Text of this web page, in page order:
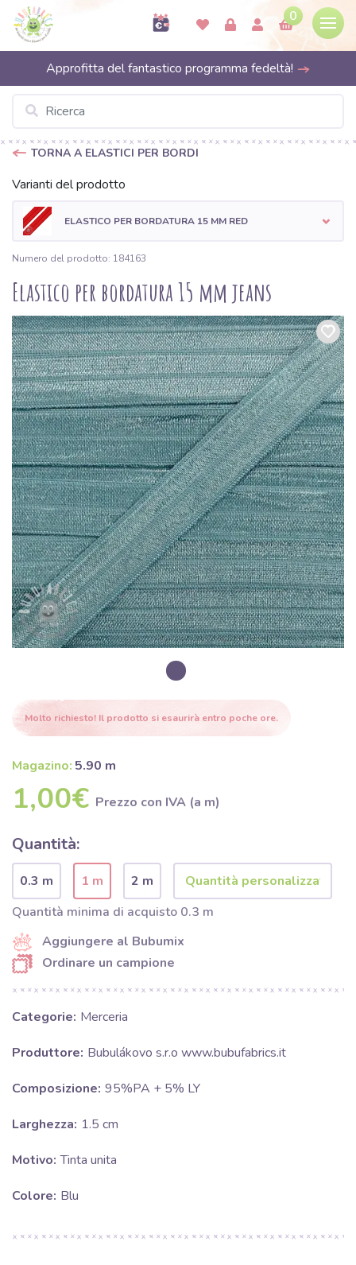
0
Approfitta del fantastico programma fedeltà!
TORNA A ELASTICI PER BORDI
Varianti del prodotto
ELASTICO PER BORDATURA 15 MM RED
Numero del prodotto: 184163
Elastico per bordatura 15 mm jeans
Molto richiesto! Il prodotto si esaurirà entro poche ore.
Magazino: 5.90 m
1,00€ Prezzo con IVA (a m)
Quantità:
0.3 m 1 m
2 m
Quantità minima di acquisto 0.3 m
Aggiungere al Bubumix
Ordinare un campione
Categorie: Merceria
Produttore: Bubulákovo s.r.o www.bubufabrics.it
Composizione: 95%PA + 5% LY
Larghezza: 1.5 cm
Motivo: Tinta unita
Colore: Blu